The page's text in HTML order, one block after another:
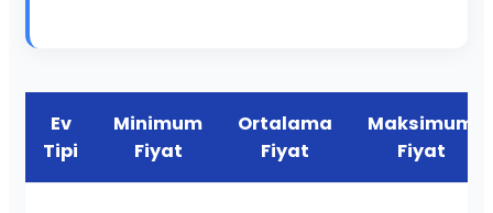
Ev
Tipi
Minimum
Fiyat
Ortalama
Fiyat
Maksimum
Fiyat